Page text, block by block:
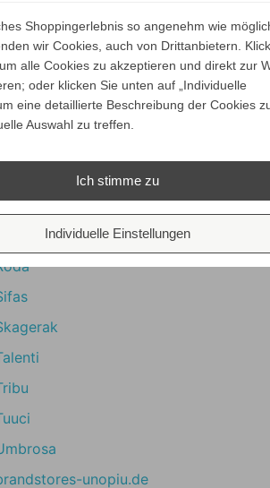
Shoppingerlebnis so angenehm wie
wir Cookies, auch von Drittanbietern.
um alle Cookies zu akzeptieren und direkt zur
oder klicken Sie unten auf „Individuelle
eine detaillierte Beschreibung der Cookies
Auswahl zu treffen.
Ich stimme zu
Individuelle Einstellungen